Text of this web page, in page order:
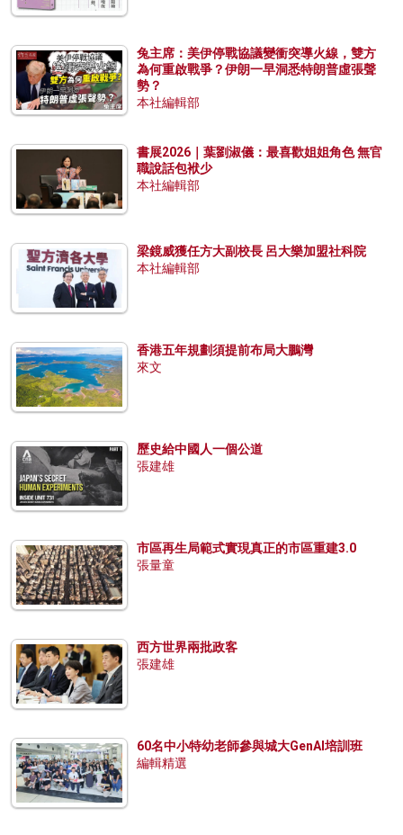
兔主席：美伊停戰協議變衝突導火線，雙方
為何重啟戰爭？伊朗一早洞悉特朗普虛張聲
勢？
本社編輯部
書展2026｜葉劉淑儀：最喜歡姐姐角色 無官
職說話包袱少
本社編輯部
梁鏡威獲任方大副校長 呂大樂加盟社科院
本社編輯部
香港五年規劃須提前布局大鵬灣
來文
歷史給中國人一個公道
張建雄
市區再生局範式實現真正的市區重建3.0
張量童
西方世界兩批政客
張建雄
60名中小特幼老師參與城大GenAI培訓班
編輯精選